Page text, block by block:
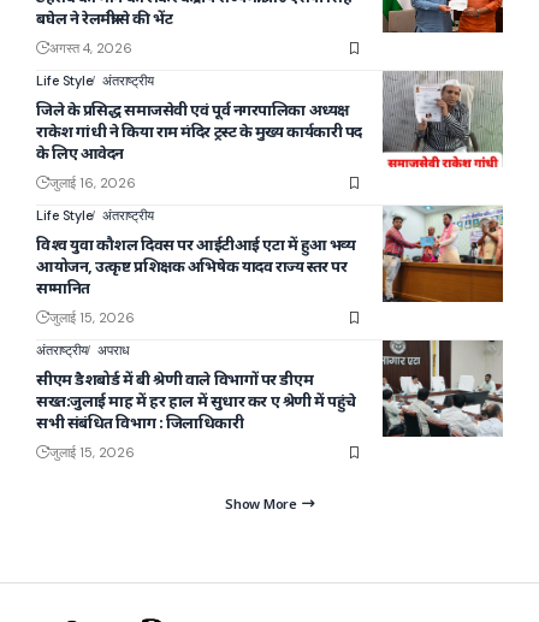
बघेल ने रेलमंत्री से की भेंट
अगस्त 4, 2026
Life Style अंतराष्ट्रीय
जिले के प्रसिद्ध समाजसेवी एवं पूर्व नगरपालिका अध्यक्ष
राकेश गांधी ने किया राम मंदिर ट्रस्ट के मुख्य कार्यकारी पद
के लिए आवेदन
जुलाई 16, 2026
Life Style अंतराष्ट्रीय
विश्व युवा कौशल दिवस पर आईटीआई एटा में हुआ भव्य
आयोजन, उत्कृष्ट प्रशिक्षक अभिषेक यादव राज्य स्तर पर
सम्मानित
जुलाई 15, 2026
अंतराष्ट्रीय अपराध
सीएम डैशबोर्ड में बी श्रेणी वाले विभागों पर डीएम
सख्त:जुलाई माह में हर हाल में सुधार कर ए श्रेणी में पहुंचे
सभी संबंधित विभाग : जिलाधिकारी
जुलाई 15, 2026
Show More